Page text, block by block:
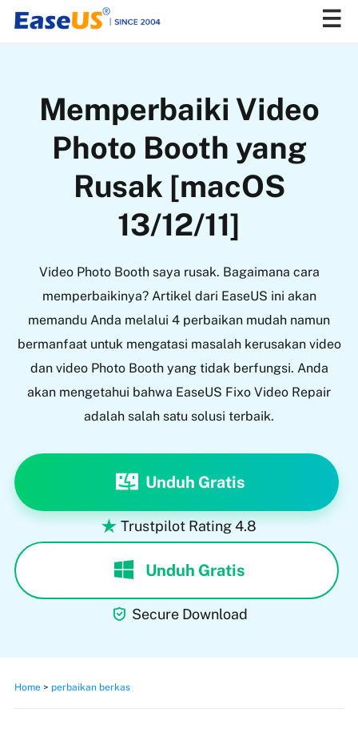
EaseUSMemperbaiki Video
Photo Booth yang
Rusak [macOS
13/12/11]
Video Photo Booth saya rusak. Bagaimana cara
memperbaikinya? Artikel dari EaseUS ini akan
memandu Anda melalui 4 perbaikan mudah namun
bermanfaat untuk mengatasi masalah kerusakan video
dan video Photo Booth yang tidak berfungsi. Anda
akan mengetahui bahwa EaseUS Fixo Video Repair
adalah salah satu solusi terbaik.
Unduh Gratis
 Trustpilot Rating 4.8
Unduh Gratis
 Secure Download
Home> perbaikan berkas